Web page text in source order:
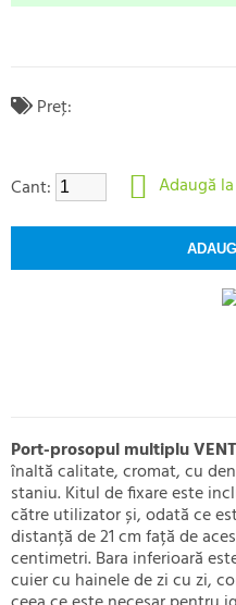
Preţ:
Cant: Adaugă
Port-prosopul multiplu
înaltă calitate, cromat, cu
staniu. Kitul de fixare este
către utilizator și, odată ce
distanță de 21 cm față de
centimetri. Bara inferioară
cuier cu hainele de zi cu zi,